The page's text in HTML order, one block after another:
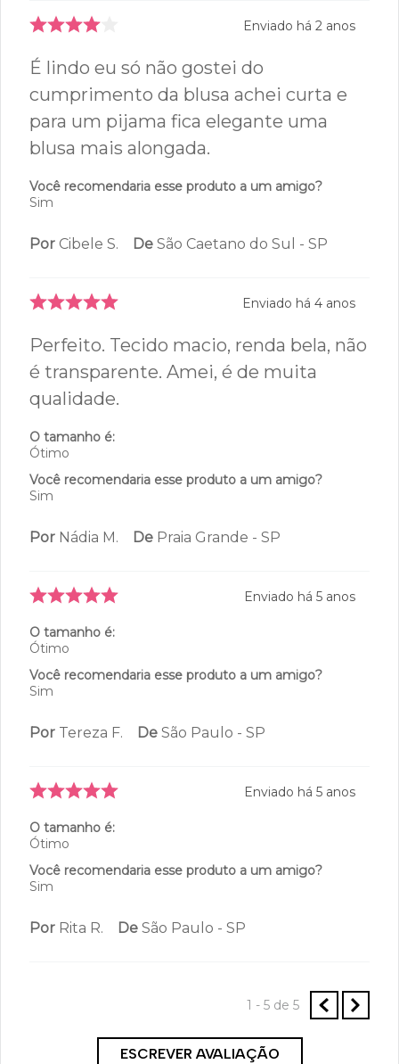
Enviado há 2 anos
É lindo eu só não gostei do
cumprimento da blusa achei curta e
para um pijama fica elegante uma
blusa mais alongada.
Você recomendaria esse produto a um amigo?
Sim
Por Cibele S. De São Caetano do Sul - SP
Enviado há 4 anos
Perfeito. Tecido macio, renda bela, não
é transparente. Amei, é de muita
qualidade.
O tamanho é:
Ótimo
Você recomendaria esse produto a um amigo?
Sim
Por Nádia M. De Praia Grande - SP
Enviado há 5 anos
O tamanho é:
Ótimo
Você recomendaria esse produto a um amigo?
Sim
Por Tereza F. De São Paulo - SP
Enviado há 5 anos
O tamanho é:
Ótimo
Você recomendaria esse produto a um amigo?
Sim
Por Rita R. De São Paulo - SP
1 - 5 de 5
ESCREVER AVALIAÇÃO